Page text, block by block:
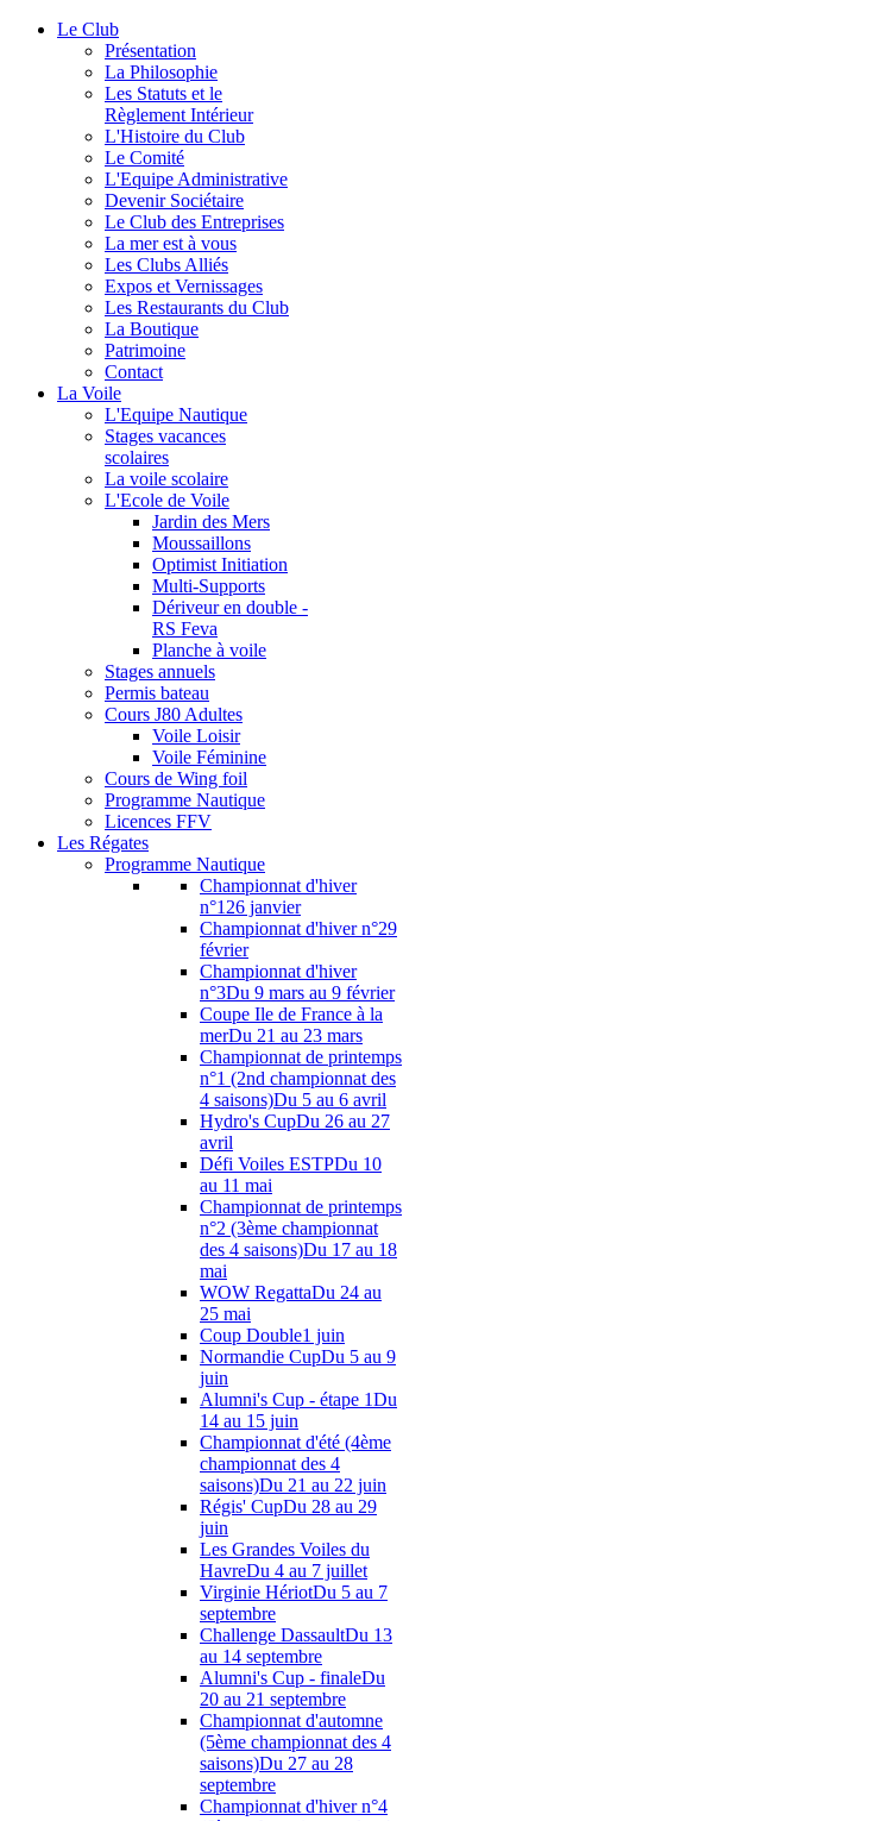
Le Club
Présentation
La Philosophie
Les Statuts et le
Règlement Intérieur
L'Histoire du Club
Le Comité
L'Equipe Administrative
Devenir Sociétaire
Le Club des Entreprises
La mer est à vous
Les Clubs Alliés
Expos et Vernissages
Les Restaurants du Club
La Boutique
Patrimoine
Contact
La Voile
L'Equipe Nautique
Stages vacances
scolaires
La voile scolaire
L'Ecole de Voile
Jardin des Mers
Moussaillons
Optimist Initiation
Multi-Supports
Dériveur en double -
RS Feva
Planche à voile
Stages annuels
Permis bateau
Cours J80 Adultes
Voile Loisir
Voile Féminine
Cours de Wing foil
Programme Nautique
Licences FFV
Les Régates
Programme Nautique
Championnat d'hiver
n°1 26 janvier
Championnat d'hiver n°29
février
Championnat d'hiver
n°3Du 9 mars au 9 février
Coupe Ile de France à la
merDu 21 au 23 mars
Championnat de printemps
n°1 (2nd championnat des
4 saisons)Du 5 au 6 avril
Hydro's CupDu 26 au 27
avril
Défi Voiles ESTPDu 10
au 11 mai
Championnat de printemps
n°2 (3ème championnat
des 4 saisons)Du 17 au 18
mai
WOW RegattaDu 24 au
25 mai
Coup Double1 juin
Normandie CupDu 5 au 9
juin
Alumni's Cup - étape 1Du
14 au 15 juin
Championnat d'été (4ème
championnat des 4
saisons)Du 21 au 22 juin
Régis' CupDu 28 au 29
juin
Les Grandes Voiles du
HavreDu 4 au 7 juillet
Virginie HériotDu 5 au 7
septembre
Challenge DassaultDu 13
au 14 septembre
Alumni's Cup - finaleDu
20 au 21 septembre
Championnat d'automne
(5ème championnat des 4
saisons)Du 27 au 28
septembre
Championnat d'hiver n°4